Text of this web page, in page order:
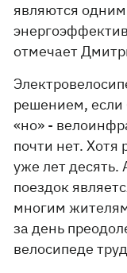
являются
отмечает
решением, если
«но» -
почти нет. Хотя
уже лет десять.
поездок
многим
за день
велосипеде